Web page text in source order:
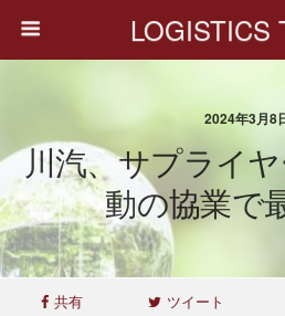
LOGISTICS
2024年3月8
川汽、サプライ
動の協業で
共有 ツイート